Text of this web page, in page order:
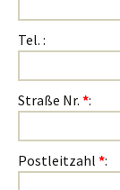
Tel. :
Straße Nr. *:
Postleitzahl *: